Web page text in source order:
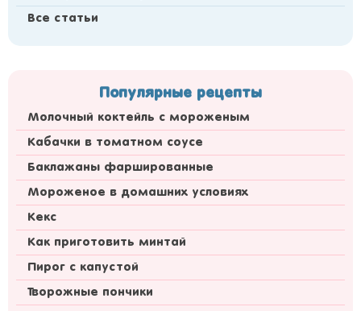
Все статьи
Популярные рецепты
Молочный коктейль с мороженым
Кабачки в томатном соусе
Баклажаны фаршированные
Мороженое в домашних условиях
Кекс
Как приготовить минтай
Пирог с капустой
Творожные пончики